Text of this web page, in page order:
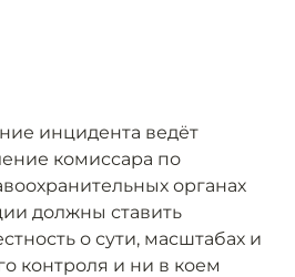
инцидента ведёт
комиссара по
органах
должны ставить
о сути, масштабах и
контроля и ни в коем